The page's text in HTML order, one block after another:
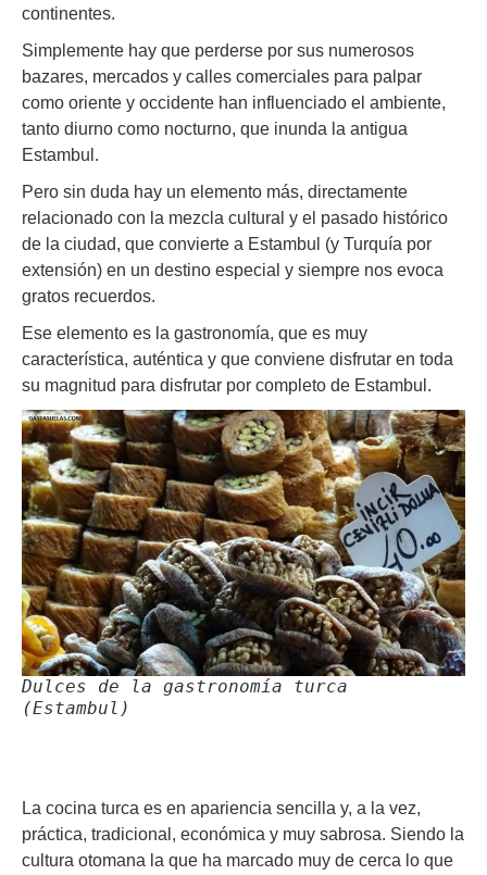
continentes.
Simplemente hay que perderse por sus numerosos
bazares, mercados y calles comerciales para palpar
como oriente y occidente han influenciado el ambiente,
tanto diurno como nocturno, que inunda la antigua
Estambul.
Pero sin duda hay un elemento más, directamente
relacionado con la mezcla cultural y el pasado histórico
de la ciudad, que convierte a Estambul (y Turquía por
extensión) en un destino especial y siempre nos evoca
gratos recuerdos.
Ese elemento es la gastronomía, que es muy
característica, auténtica y que conviene disfrutar en toda
su magnitud para disfrutar por completo de Estambul.
Dulces de la gastronomía turca
(Estambul)
La cocina turca es en apariencia sencilla y, a la vez,
práctica, tradicional, económica y muy sabrosa. Siendo la
cultura otomana la que ha marcado muy de cerca lo que